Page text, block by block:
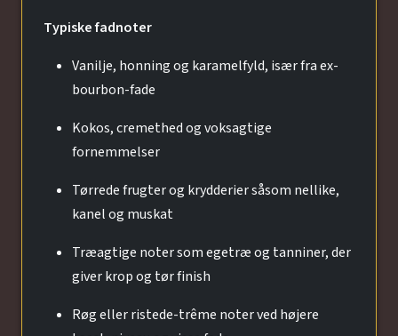
Typiske fadnoter
Vanilje, honning og karamelfyld, især fra ex-
bourbon-fade
Kokos, cremethed og voksagtige
fornemmelser
Tørrede frugter og krydderier såsom nellike,
kanel og muskat
Træagtige noter som egetræ og tanniner, der
giver krop og tør finish
Røg eller ristede-trême noter ved højere